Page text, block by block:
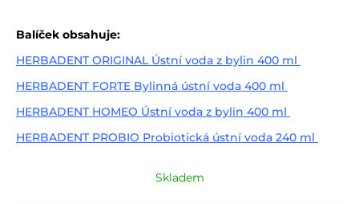
Balíček obsahuje:
HERBADENT ORIGINAL Ústní voda z bylin 400 ml
HERBADENT FORTE Bylinná ústní voda 400 ml
HERBADENT HOMEO Ústní voda z bylin 400 ml
HERBADENT PROBIO Probiotická ústní voda 240 ml
Skladem